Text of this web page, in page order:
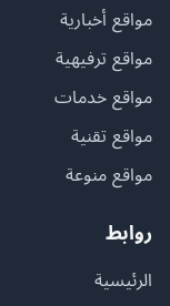
مواقع أخبارية
مواقع ترفيهية
مواقع خدمات
مواقع تقنية
مواقع منوعة
روابط
الرئيسية